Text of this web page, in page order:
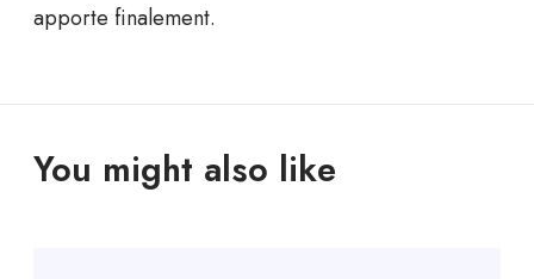
apporte finalement.
You might also like